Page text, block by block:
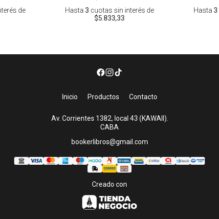
de
Hasta 3 cuotas sin interés de
$5.833,33
Hasta 3
Inicio Productos Contacto
Av. Corrientes 1382, local 43 (KAWAII).
CABA
bookerlibros@gmail.com
Creado con